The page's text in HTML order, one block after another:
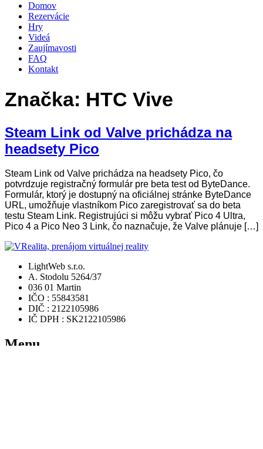
Domov
Rezervácie
Hry
Videá
Zaujímavosti
FAQ
Kontakt
Značka: HTC Vive
Steam Link od Valve prichádza na
headsety Pico
Steam Link od Valve prichádza na headsety Pico, čo
potvrdzuje registračný formulár pre beta test od ByteDance.
Formulár, ktorý je dostupný na oficiálnej stránke ByteDance
URL, umožňuje vlastníkom Pico zaregistrovať sa do beta
testu Steam Link. Registrujúci si môžu vybrať Pico 4 Ultra,
Pico 4 a Pico Neo 3 Link, čo naznačuje, že Valve plánuje […]
LightWeb s.r.o.
A. Stodolu 5264/37
036 01 Martin
IČO : 55843581
DIČ : 2122105986
IČ DPH : SK2122105986
Menu